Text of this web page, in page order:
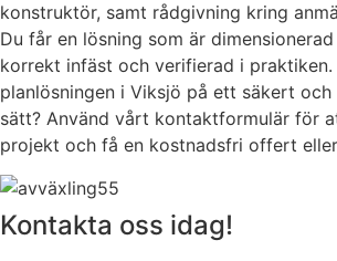
konstruktör, samt rådgivning kring
Du får en lösning som är
korrekt infäst och verifierad i
planlösningen i Viksjö på ett säkert
sätt? Använd vårt kontaktformulär för
projekt och få en kostnadsfri offert
Kontakta oss idag!